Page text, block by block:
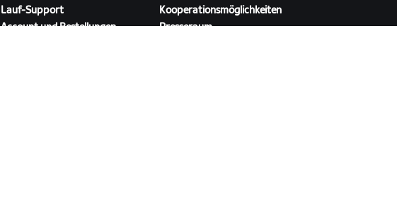
Lauf-Support
Account und Bestellungen
Kooperationsmöglichkeiten
Presseraum